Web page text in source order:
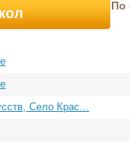
По
Село Крас...